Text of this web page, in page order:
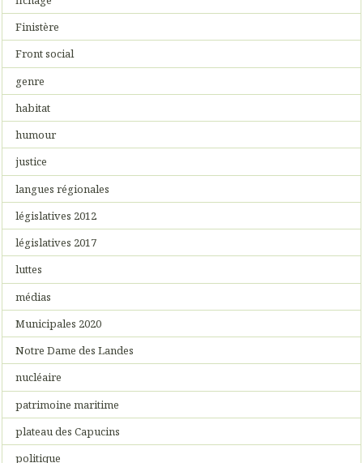
Finistère
Front social
genre
habitat
humour
justice
langues régionales
législatives 2012
législatives 2017
luttes
médias
Municipales 2020
Notre Dame des Landes
nucléaire
patrimoine maritime
plateau des Capucins
politique